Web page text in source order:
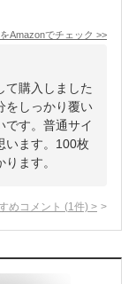
Amazonでチェック >>
て購入しました
をしっかり覆い
です。普通サイ
います。100枚
ます。
めコメント (1 件) >